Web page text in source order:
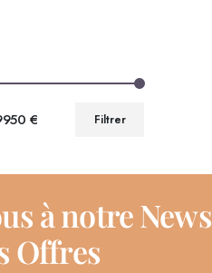
Filtrer
€
à notre
Offres